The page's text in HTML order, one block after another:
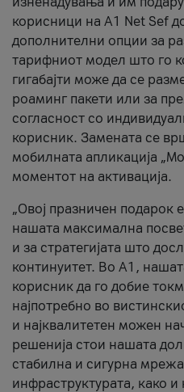
корисници на A1 Net Sef
дополнителни опции за
тарифниот модел што го
гигабајти може да се
роаминг пакети или за
согласност со
корисник. Замената се
мобилната апликација
моментот на активација.
„Овој празничен подарок
нашата максимална
и за стратегијата што
континуитет. Во А1,
корисник да го добие
најпотребно во
и најквалитетен можен
решенија стои нашата
стабилна и сигурна
инфраструктурата, како и